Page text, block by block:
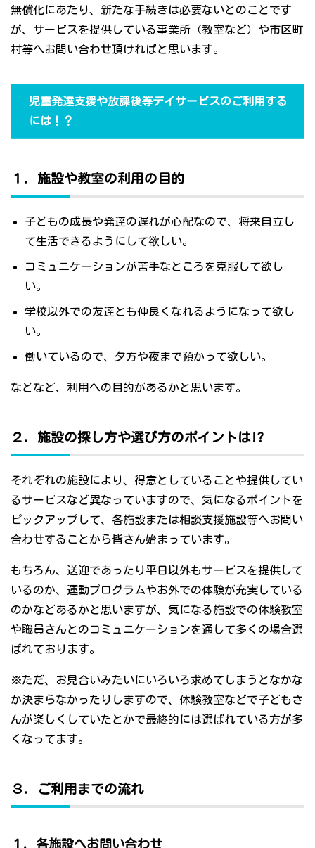
無償化にあたり、新たな手続きは必要ないとのことです
が、サービスを提供している事業所（教室など）や市区町
村等へお問い合わせ頂ければと思います。
児童発達支援や放課後等デイサービスのご利用する
には！？
１．施設や教室の利用の目的
子どもの成長や発達の遅れが心配なので、将来自立し
て生活できるようにして欲しい。
コミュニケーションが苦手なところを克服して欲し
い。
学校以外での友達とも仲良くなれるようになって欲し
い。
働いているので、夕方や夜まで預かって欲しい。
などなど、利用への目的があるかと思います。
２．施設の探し方や選び方のポイントは!?
それぞれの施設により、得意としていることや提供してい
るサービスなど異なっていますので、気になるポイントを
ピックアップして、各施設または相談支援施設等へお問い
合わせすることから皆さん始まっています。
もちろん、送迎であったり平日以外もサービスを提供して
いるのか、運動プログラムやお外での体験が充実している
のかなどあるかと思いますが、気になる施設での体験教室
や職員さんとのコミュニケーションを通して多くの場合選
ばれております。
※ただ、お見合いみたいにいろいろ求めてしまうとなかな
か決まらなかったりしますので、体験教室などで子どもさ
んが楽しくしていたとかで最終的には選ばれている方が多
くなってます。
３．ご利用までの流れ
１．各施設へお問い合わせ